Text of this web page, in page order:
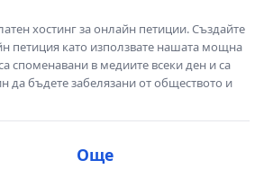
хостинг за онлайн петиции. Създайте
петиция като използвате нашата мощна
споменавани в медиите всеки ден и са
да бъдете забелязани от обществото и
Още